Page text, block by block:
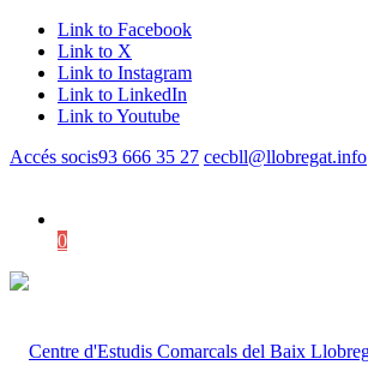
Link to Facebook
Link to X
Link to Instagram
Link to LinkedIn
Link to Youtube
Accés socis93 666 35 27 cecbll@llobregat.info
0